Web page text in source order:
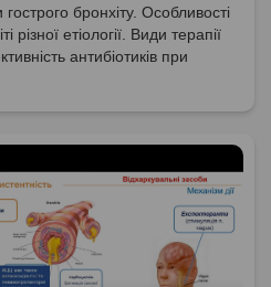
гострого бронхіту. Особливості
етіології. Види терапії
антибіотиків при